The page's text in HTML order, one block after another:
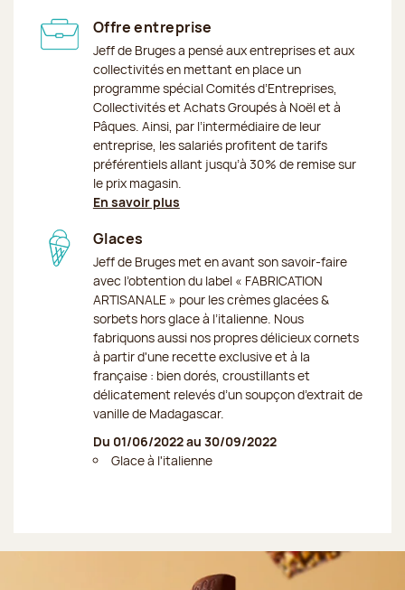
Offre entreprise
Jeff de Bruges a pensé aux entreprises et aux
collectivités en mettant en place un
programme spécial Comités d’Entreprises,
Collectivités et Achats Groupés à Noël et à
Pâques. Ainsi, par l’intermédiaire de leur
entreprise, les salariés profitent de tarifs
préférentiels allant jusqu’à 30% de remise sur
le prix magasin.
En savoir plus
Glaces
Jeff de Bruges met en avant son savoir-faire
avec l’obtention du label « FABRICATION
ARTISANALE » pour les crèmes glacées &
sorbets hors glace à l’italienne. Nous
fabriquons aussi nos propres délicieux cornets
à partir d'une recette exclusive et à la
française : bien dorés, croustillants et
délicatement relevés d’un soupçon d’extrait de
vanille de Madagascar.
Du 01/06/2022 au 30/09/2022
Glace à l'italienne